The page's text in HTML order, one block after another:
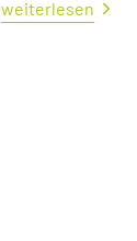
weiterlesen